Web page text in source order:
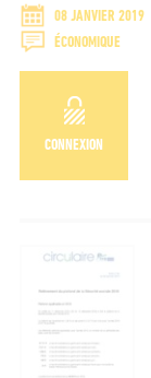
08 JANVIER 2019
ÉCONOMIQUE
CONNEXION